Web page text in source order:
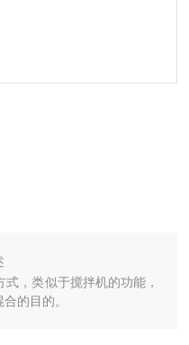
，类似于搅拌机的功能，
的目的。